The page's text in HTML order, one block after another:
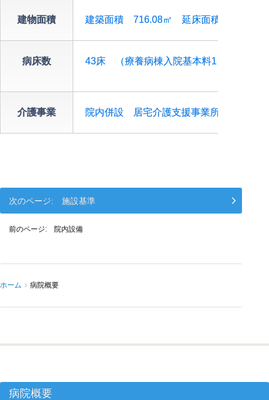
建物面積 建築面積 716.08㎡ 延床面積 3890.20
病床数 43床 （療養病棟入院基本料1）
介護事業 院内併設 居宅介護支援事業所
施設基準
院内設備
ホーム 病院概要
病院概要